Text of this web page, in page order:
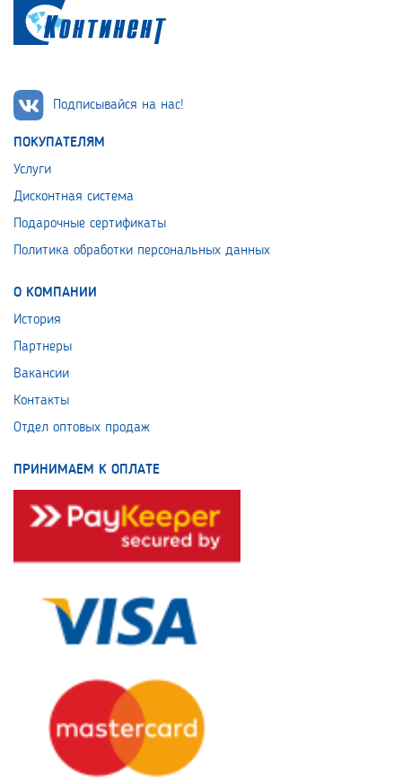
Подписывайся на нас!
ПОКУПАТЕЛЯМ
Услуги
Дисконтная система
Подарочные сертификаты
Политика обработки персональных данных
О КОМПАНИИ
История
Партнеры
Вакансии
Контакты
Отдел оптовых продаж
ПРИНИМАЕМ К ОПЛАТЕ